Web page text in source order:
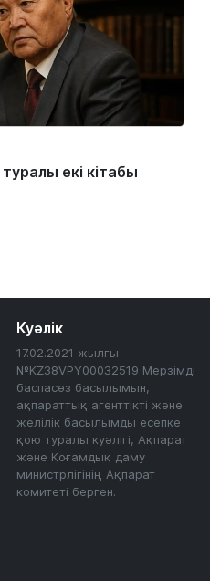
екі кітабы
Куәлік
17.02.2021 жылғы
№KZ38VPY00032519 Мерзімді
баспасөз басылымын,
ақпараттық агенттікті және
желілік басылымды есепке
қою туралы куәлігі, Ақпарат
және Қоғамдық даму
министрлігінің Ақпарат
комитеті берген.